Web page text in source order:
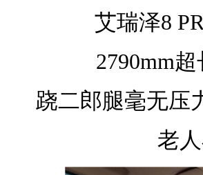
艾瑞泽8
2790mm
跷二郎腿毫无压
老